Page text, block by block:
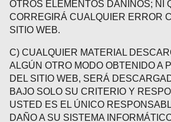
OTROS ELEMENTOS DAÑINOS; NI
CORREGIRÁ CUALQUIER ERROR
SITIO WEB.
C) CUALQUIER MATERIAL
ALGÚN OTRO MODO OBTENIDO A
DEL SITIO WEB, SERÁ
BAJO SOLO SU CRITERIO Y
USTED ES EL ÚNICO
DAÑO A SU SISTEMA